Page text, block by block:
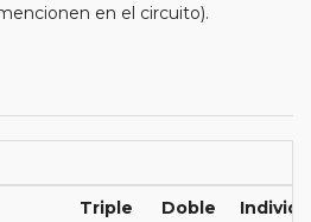
en el circuito).
Triple Doble